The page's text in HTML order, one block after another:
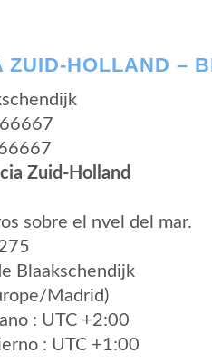
ZUID-HOLLAND –
Zuid-Holland
sobre el nvel del mar.
Blaakschendijk
Madrid)
: UTC +2:00
: UTC +1:00